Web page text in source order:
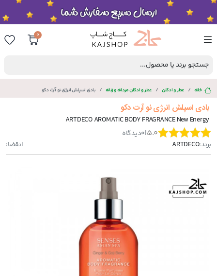
0
جستجو برند یا محصول...
خانه عطر و ادکلن عطر و ادکلن مردانه و زنانه بادی اسپلش انرژی نو آرت دکو
بادی اسپلش انرژی نو آرت دکو
ARTDECO AROMATIC BODY FRAGRANCE New Energy
5.0
|
0دیدگاه
برند:ARTDECO انقضا: